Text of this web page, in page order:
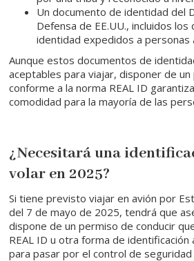
Un documento de identidad del
Defensa de EE.UU., incluidos
identidad expedidos a personas
Aunque estos documentos de
aceptables para viajar, disponer de
conforme a la norma REAL ID
comodidad para la mayoría de las
¿Necesitará una
volar en 2025?
Si tiene previsto viajar en avión por
del 7 de mayo de 2025, tendrá que
dispone de un permiso de conducir
REAL ID u otra forma de identificación
para pasar por el control de